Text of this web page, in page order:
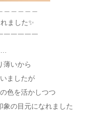
ました✨
￣￣￣￣￣
薄いから
ましたが
色を活かしつつ
象の目元になれました